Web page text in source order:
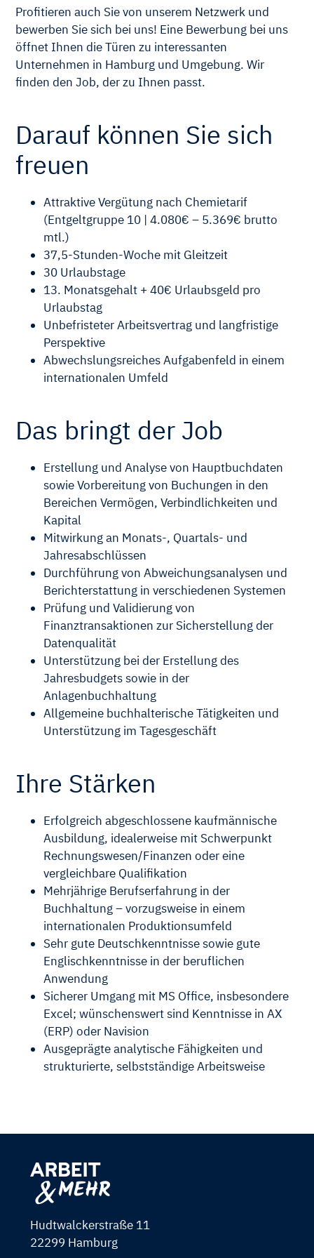
Profitieren auch Sie von unserem Netzwerk und
bewerben Sie sich bei uns! Eine Bewerbung bei uns
öffnet Ihnen die Türen zu interessanten
Unternehmen in Hamburg und Umgebung. Wir
finden den Job, der zu Ihnen passt.
Darauf können Sie sich
freuen
Attraktive Vergütung nach Chemietarif
(Entgeltgruppe 10 | 4.080€ – 5.369€ brutto
mtl.)
37,5-Stunden-Woche mit Gleitzeit
30 Urlaubstage
13. Monatsgehalt + 40€ Urlaubsgeld pro
Urlaubstag
Unbefristeter Arbeitsvertrag und langfristige
Perspektive
Abwechslungsreiches Aufgabenfeld in einem
internationalen Umfeld
Das bringt der Job
Erstellung und Analyse von Hauptbuchdaten
sowie Vorbereitung von Buchungen in den
Bereichen Vermögen, Verbindlichkeiten und
Kapital
Mitwirkung an Monats-, Quartals- und
Jahresabschlüssen
Durchführung von Abweichungsanalysen und
Berichterstattung in verschiedenen Systemen
Prüfung und Validierung von
Finanztransaktionen zur Sicherstellung der
Datenqualität
Unterstützung bei der Erstellung des
Jahresbudgets sowie in der
Anlagenbuchhaltung
Allgemeine buchhalterische Tätigkeiten und
Unterstützung im Tagesgeschäft
Ihre Stärken
Erfolgreich abgeschlossene kaufmännische
Ausbildung, idealerweise mit Schwerpunkt
Rechnungswesen/Finanzen oder eine
vergleichbare Qualifikation
Mehrjährige Berufserfahrung in der
Buchhaltung – vorzugsweise in einem
internationalen Produktionsumfeld
Sehr gute Deutschkenntnisse sowie gute
Englischkenntnisse in der beruflichen
Anwendung
Sicherer Umgang mit MS Office, insbesondere
Excel; wünschenswert sind Kenntnisse in AX
(ERP) oder Navision
Ausgeprägte analytische Fähigkeiten und
strukturierte, selbstständige Arbeitsweise
Hudtwalckerstraße 11
22299 Hamburg